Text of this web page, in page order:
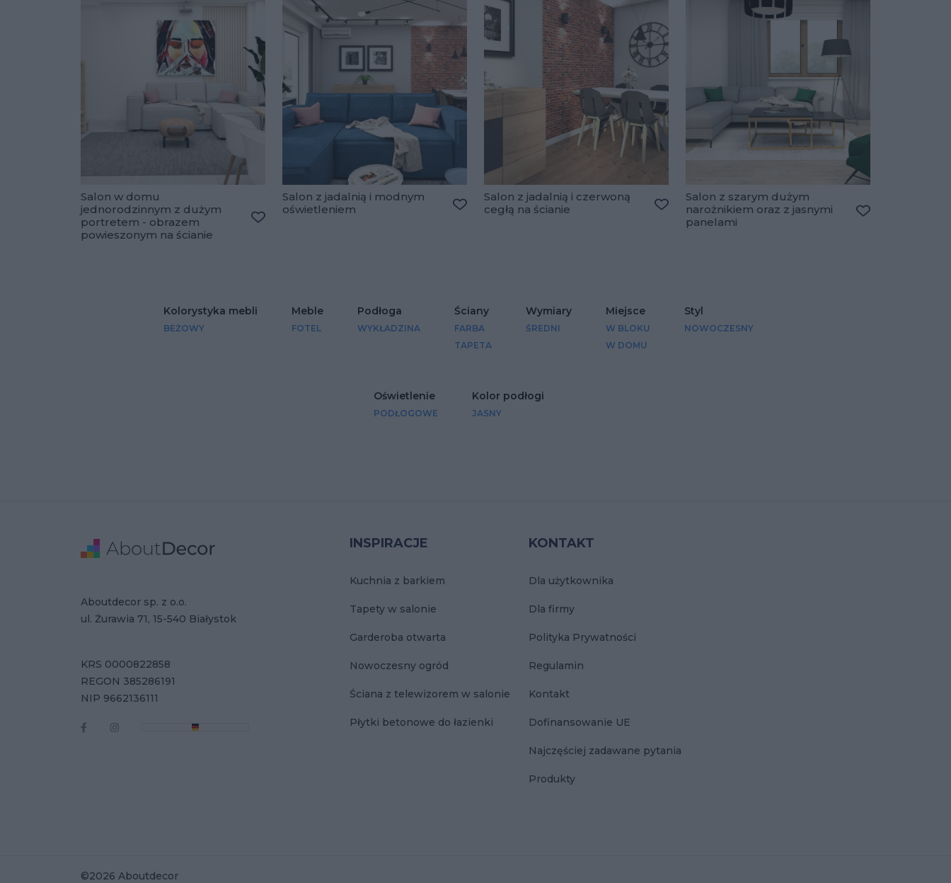
Salon w domu
jednorodzinnym z dużym
portretem - obrazem
powieszonym na ścianie
Salon z jadalnią i modnym
oświetleniem
Dodaj do ulubionych
Salon z jadalnią i czerwoną
cegłą na ścianie
Dodaj do ulubionych
Salon z szarym dużym
narożnikiem oraz z jasnymi
panelami
Kolorystyka mebli
BEŻOWY
Meble
FOTEL
Podłoga
WYKŁADZINA
Ściany
FARBA
TAPETA
Wymiary
ŚREDNI
Miejsce
W BLOKU
W DOMU
Styl
NOWOCZESNY
Oświetlenie
PODŁOGOWE
Kolor podłogi
JASNY
INSPIRACJE
Kuchnia z barkiem
Tapety w salonie
Garderoba otwarta
Nowoczesny ogród
Ściana z telewizorem w salonie
Płytki betonowe do łazienki
KONTAKT
Dla użytkownika
Dla firmy
Polityka Prywatności
Regulamin
Kontakt
Dofinansowanie UE
Najczęściej zadawane pytania
Produkty
Adres
Aboutdecor sp. z o.o.
ul. Żurawia 71, 15-540 Białystok
Dane Firmy
KRS 0000822858
REGON 385286191
NIP 9662136111
©2026 Aboutdecor